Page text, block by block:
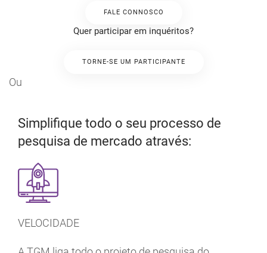
FALE CONNOSCO
Quer participar em inquéritos?
TORNE-SE UM PARTICIPANTE
Ou
Simplifique todo o seu processo de
pesquisa de mercado através:
VELOCIDADE